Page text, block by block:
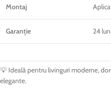
Montaj
Garanție 24 luni
💡 Ideală pentru livinguri moderne,
elegante.